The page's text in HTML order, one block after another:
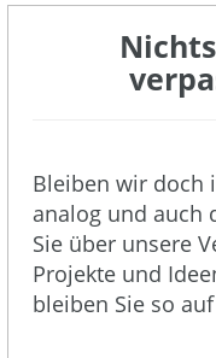
Bleiben wir doch
analog und auch
Sie über unsere
Projekte und
bleiben Sie so